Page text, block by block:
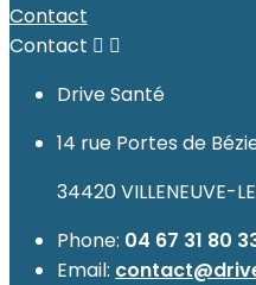
Contact
Contact  
Drive Santé
14 rue Portes de
34420 VILLENEUVE-
Phone: 04 67 31 80
Email: